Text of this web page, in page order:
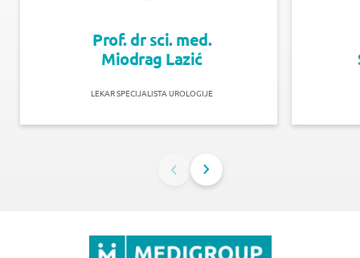
Prof. dr sci. med.
Miodrag Lazić
LEKAR SPECIJALISTA UROLOGIJE